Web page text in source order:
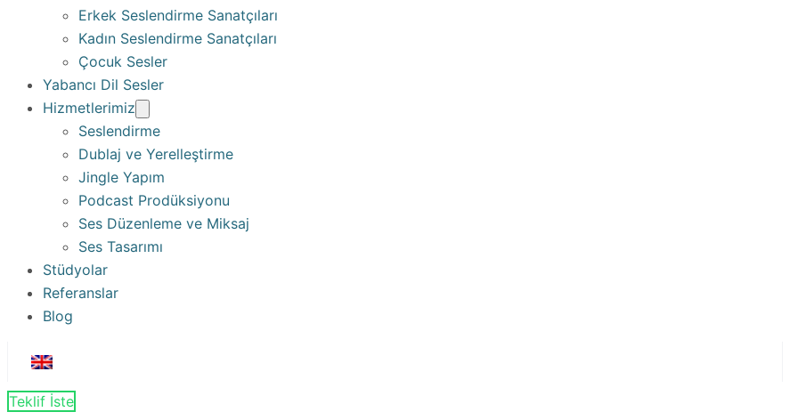
Erkek Seslendirme Sanatçıları
Kadın Seslendirme Sanatçıları
Çocuk Sesler
Yabancı Dil Sesler
Hizmetlerimiz
Seslendirme
Dublaj ve Yerelleştirme
Jingle Yapım
Podcast Prodüksiyonu
Ses Düzenleme ve Miksaj
Ses Tasarımı
Stüdyolar
Referanslar
Blog
Teklif İste